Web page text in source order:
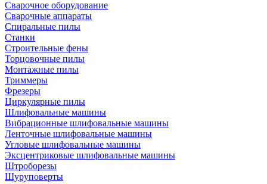
Сварочное оборудование
Сварочные аппараты
Спиральные пилы
Станки
Строительные фены
Торцовочные пилы
Монтажные пилы
Триммеры
Фрезеры
Циркулярные пилы
Шлифовальные машины
Вибрационные шлифовальные машины
Ленточные шлифовальные машины
Угловые шлифовальные машины
Эксцентриковые шлифовальные машины
Штроборезы
Шуруповерты